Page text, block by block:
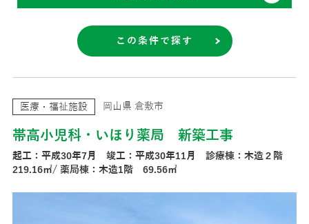
医療・福祉施設 岡山県 倉敷市
帯高小児科・いほり薬局 新築工事
起工：平成30年7月 竣工：平成30年11月 診療棟：木造２階
219.16㎡/ 薬局棟：木造1階 69.56㎡